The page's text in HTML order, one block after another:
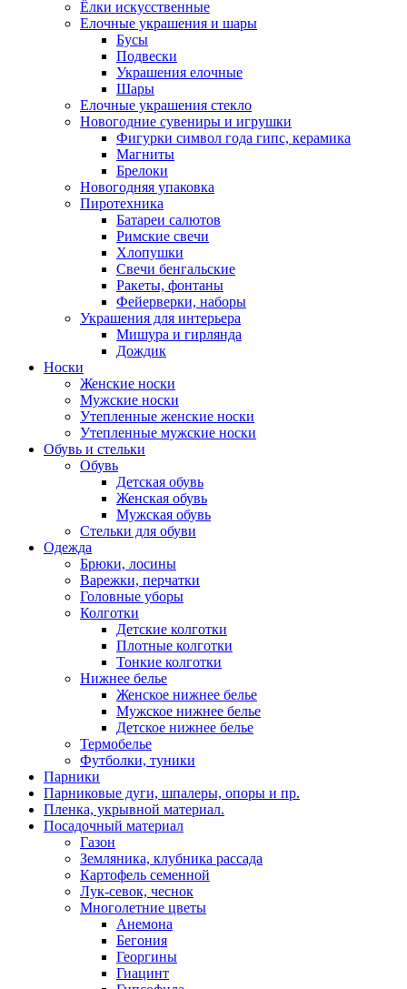
Ёлки искусственные
Елочные украшения и шары
Бусы
Подвески
Украшения елочные
Шары
Елочные украшения стекло
Новогодние сувениры и игрушки
Фигурки символ года гипс, керамика
Магниты
Брелоки
Новогодняя упаковка
Пиротехника
Батареи салютов
Римские свечи
Хлопушки
Свечи бенгальские
Ракеты, фонтаны
Фейерверки, наборы
Украшения для интерьера
Мишура и гирлянда
Дождик
Носки
Женские носки
Мужские носки
Утепленные женские носки
Утепленные мужские носки
Обувь и стельки
Обувь
Детская обувь
Женская обувь
Мужская обувь
Стельки для обуви
Одежда
Брюки, лосины
Варежки, перчатки
Головные уборы
Колготки
Детские колготки
Плотные колготки
Тонкие колготки
Нижнее белье
Женское нижнее белье
Мужское нижнее белье
Детское нижнее белье
Термобелье
Футболки, туники
Парники
Парниковые дуги, шпалеры, опоры и пр.
Пленка, укрывной материал.
Посадочный материал
Газон
Земляника, клубника рассада
Картофель семенной
Лук-севок, чеснок
Многолетние цветы
Анемона
Бегония
Георгины
Гиацинт